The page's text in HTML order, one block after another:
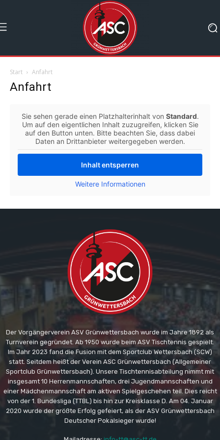
Start Anfahrt
Anfahrt
Sie sehen gerade einen Platzhalterinhalt von Standard.
Um auf den eigentlichen Inhalt zuzugreifen, klicken Sie
auf den Button unten. Bitte beachten Sie, dass dabei
Daten an Drittanbieter weitergegeben werden.
Inhalt entsperren
Weitere Informationen
Der Vorgängerverein ASV Grünwettersbach wurde im Jahre 1892 als
Turnverein gegründet. Ab 1950 wurde beim ASV Tischtennis gespielt.
Im Jahr 2023 fand die Fusion mit dem Sportclub Wettersbach (SCW)
statt. Seitdem heißt der Verein ASC Grünwettersbach (Allgemeiner
Sportclub Grünwettersbach). Unsere Tischtennisabteilung nimmt mit
insgesamt 10 Herrenmannschaften, drei Jugendmannschaften und
einer Mädchenmannschaft am aktiven Spielgeschehen teil. Dies reicht
von der 1. Bundesliga (TTBL) bis hin zur Kreisklasse D. Am 04. Januar
2020 wurde der größte Erfolg gefeiert, als der ASV Grünwettersbach
Deutscher Pokalsieger wurde!